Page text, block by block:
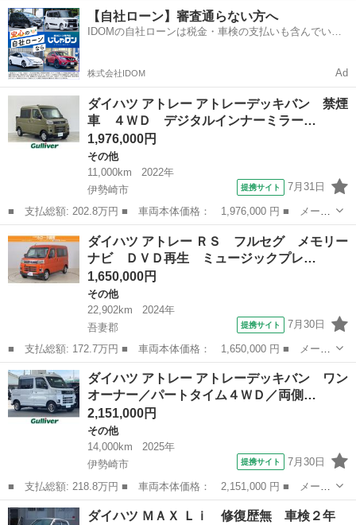
アランスソナー バ
ックカメラ レーダ
ークルコン ドラレ
コ 両側パワースラ
イドドア ＬＥＤラ
イト （なし）
ライド ＬＥＤヘッ
ドランプ 記録簿
アイドリングストッ
／純正フロアマット
／社外アルミ１２イ
ンチ／スペアキー／
【自社ローン】審査通らない方へ
IDOMの自社ローンは税金・車検の支払いも含んでいる
株式会社IDOM Ad
ダイハツ アトレー アトレーデッキバン 禁煙
車 ４ＷＤ デジタルインナーミラー…
1,976,000円
その他
11,000km
2022年
伊勢崎市
提携サイト 7月31日
■ 支払総額: 202.8万円 ■ 車両本体価格： 1,976,000 円 ■ メーカ
ー名： ダイハツ ■ 車種名： アトレー ■ グレード名： アトレ
ーデッキバン 禁煙車 ４ＷＤ デジタルインナーミラー 純正９型
ディスプ...
群馬 伊勢崎市
ダイハツ アトレー ＲＳ フルセグ メモリー
ナビ ＤＶＤ再生 ミュージックプレ…
1,650,000円
その他
22,902km
2024年
吾妻郡
提携サイト 7月30日
■ 支払総額: 172.7万円 ■ 車両本体価格： 1,650,000 円 ■ メーカ
ー名： ダイハツ ■ 車種名： アトレー ■ グレード名： ＲＳ
フルセグ メモリーナビ ＤＶＤ再生 ミュージックプレイヤー接続
可 バッ...
群馬 吾妻郡 その他
ダイハツ アトレー アトレーデッキバン ワン
オーナー／パートタイム４ＷＤ／両側…
2,151,000円
その他
14,000km
2025年
伊勢崎市
提携サイト 7月30日
■ 支払総額: 218.8万円 ■ 車両本体価格： 2,151,000 円 ■ メーカ
ー名： ダイハツ ■ 車種名： アトレー ■ グレード名： アトレ
ーデッキバン ワンオーナー／パートタイム４ＷＤ／両側電動パワス
群馬 伊勢崎市
ダイハツ ＭＡＸ Ｌｉ 修復歴無 車検２年